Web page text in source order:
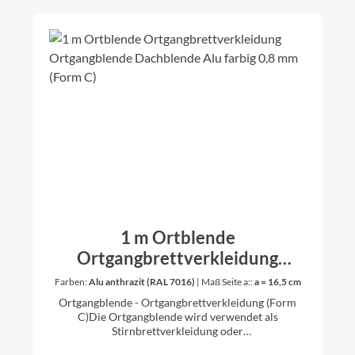
1 m Ortblende
Ortgangbrettverkleidung
Ortgangblende Dachblende Alu
farbig 0,8 mm (Form C)
Farben:Alu anthrazit (RAL 7016) | Maß Seite a::a = 16,5 cm
Ortgangblende - Ortgangbrettverkleidung (Form
C)Die Ortgangblende wird verwendet als
Stirnbrettverkleidung oder